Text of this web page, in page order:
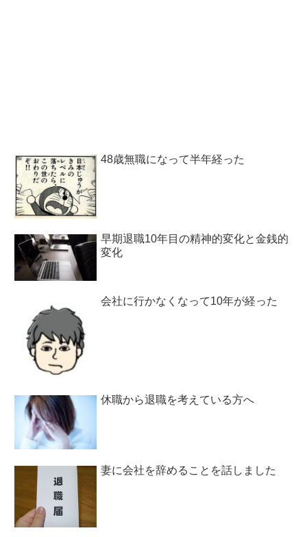
48歳無職になって半年経った
早期退職10年目の精神的変化と金銭的
変化
会社に行かなくなって10年が経った
休職から退職を考えている方へ
妻に会社を辞めることを話しました